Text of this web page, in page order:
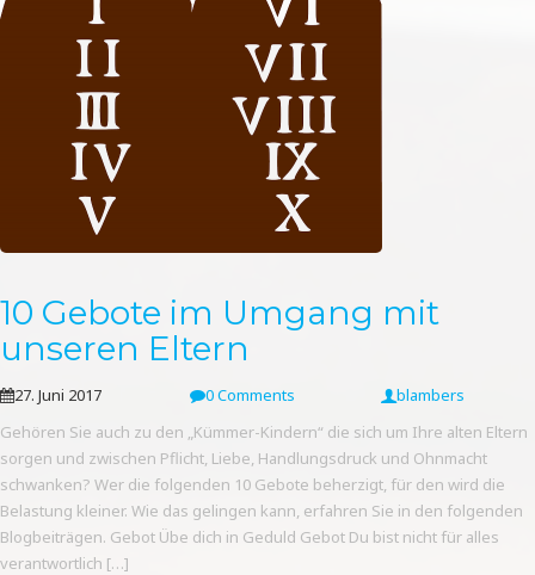
10 Gebote im Umgang mit
unseren Eltern
27. Juni 2017 0 Comments
blambers
Gehören Sie auch zu den „Kümmer-Kindern“ die sich um Ihre alten Eltern
sorgen und zwischen Pflicht, Liebe, Handlungsdruck und Ohnmacht
schwanken? Wer die folgenden 10 Gebote beherzigt, für den wird die
Belastung kleiner. Wie das gelingen kann, erfahren Sie in den folgenden
Blogbeiträgen. Gebot Übe dich in Geduld Gebot Du bist nicht für alles
verantwortlich […]